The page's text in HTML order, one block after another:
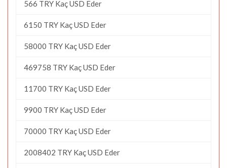
566 TRY Kaç USD Eder
6150 TRY Kaç USD Eder
58000 TRY Kaç USD Eder
469758 TRY Kaç USD Eder
11700 TRY Kaç USD Eder
9900 TRY Kaç USD Eder
70000 TRY Kaç USD Eder
2008402 TRY Kaç USD Eder